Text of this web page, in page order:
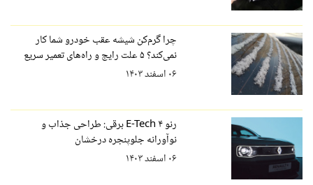
چرا گرم‌کن شیشه عقب خودرو شما کار
نمی‌کند؟ ۵ علت رایج و راه‌های تعمیر سریع
۰۶ اسفند ۱۴۰۳
رنو ۴ E-Tech برقی: طراحی جذاب و
نوآورانه جلوپنجره درخشان
۰۶ اسفند ۱۴۰۳